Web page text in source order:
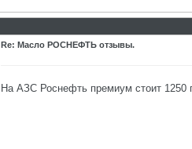
Re: Масло РОСНЕФТЬ отзывы.
На АЗС Роснефть премиум стоит 1250